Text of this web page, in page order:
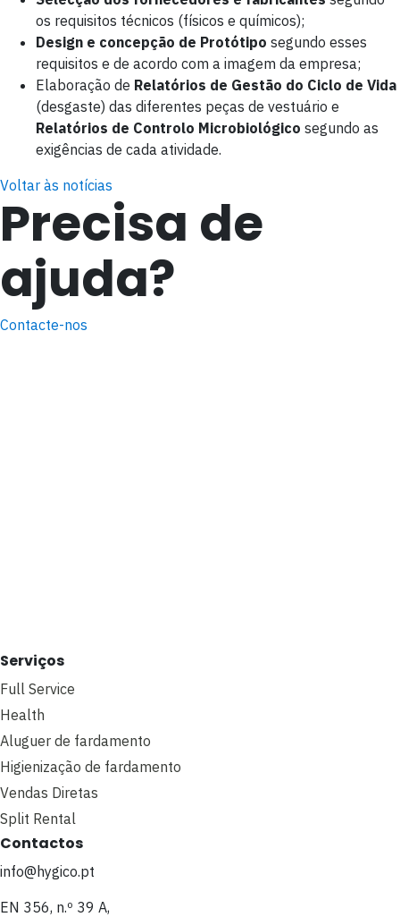
os requisitos técnicos (físicos e químicos);
Design e concepção de Protótipo segundo esses
requisitos e de acordo com a imagem da empresa;
Elaboração de Relatórios de Gestão do Ciclo de Vida
(desgaste) das diferentes peças de vestuário e
Relatórios de Controlo Microbiológico segundo as
exigências de cada atividade.
Voltar às notícias
Precisa de
ajuda?
Contacte-nos
Serviços
Full Service
Health
Aluguer de fardamento
Higienização de fardamento
Vendas Diretas
Split Rental
Contactos
info@hygico.pt
EN 356, n.º 39 A,